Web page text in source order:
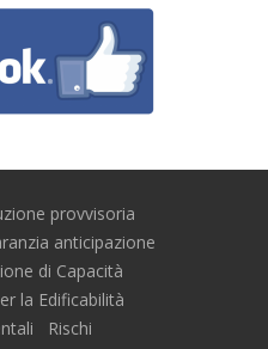
provvisoria
anticipazione
di Capacità
la Edificabilità
Rischi